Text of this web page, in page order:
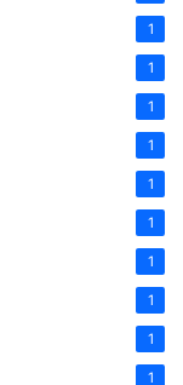
1
1
1
1
1
1
1
1
1
1